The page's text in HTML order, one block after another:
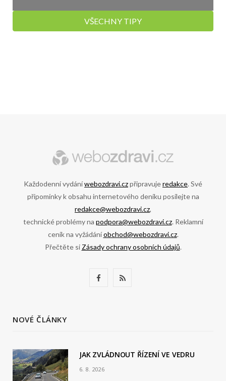
VŠECHNY TIPY
Každodenní vydáníwebozdravi.czpřipravujeredakce. Své
připomínky k obsahu internetového deníku posílejte na
redakce@webozdravi.cz,
technické problémy na podpora@webozdravi.cz. Reklamní
ceník na vyžádáníobchod@webozdravi.cz.
Přečtěte siZásady ochrany osobních údajů.
b
o
R
NOVÉ ČLÁNKY
JAK ZVLÁDNOUT ŘÍZENÍ VE VEDRU
6. 8. 2026